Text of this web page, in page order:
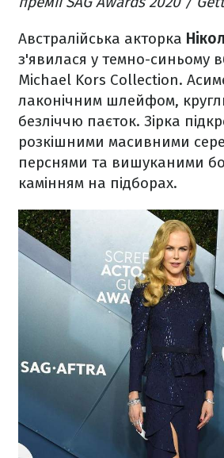
Австралійська акторка
з'явилася у темно-синьому
Michael Kors Collection.
лаконічним шлейфом,
безліччю паєток. Зірка
розкішними масивними
перснями та вишуканими
камінням на підборах.